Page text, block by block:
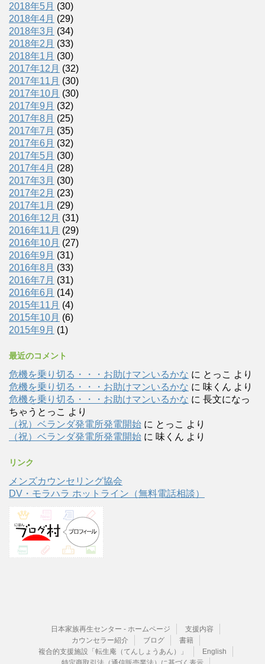
2018年5月 (30)
2018年4月 (29)
2018年3月 (34)
2018年2月 (33)
2018年1月 (30)
2017年12月 (32)
2017年11月 (30)
2017年10月 (30)
2017年9月 (32)
2017年8月 (25)
2017年7月 (35)
2017年6月 (32)
2017年5月 (30)
2017年4月 (28)
2017年3月 (30)
2017年2月 (23)
2017年1月 (29)
2016年12月 (31)
2016年11月 (29)
2016年10月 (27)
2016年9月 (31)
2016年8月 (33)
2016年7月 (31)
2016年6月 (14)
2015年11月 (4)
2015年10月 (6)
2015年9月 (1)
最近のコメント
危機を乗り切る・・・お助けマンいるかな に とっこ より
危機を乗り切る・・・お助けマンいるかな に 味くん より
危機を乗り切る・・・お助けマンいるかな に 長文になっ
ちゃうとっこ より
（祝）ベランダ発電所発電開始 に とっこ より
（祝）ベランダ発電所発電開始 に 味くん より
リンク
メンズカウンセリング協会
DV・モラハラ ホットライン（無料電話相談）
日本家族再生センター - ホームページ
支援内容
カウンセラー紹介
ブログ
書籍
複合的支援施設「転生庵（てんしょうあん）」
English